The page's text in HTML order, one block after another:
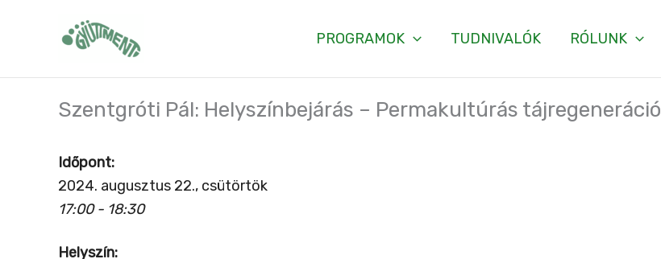
PROGRAMOK TUDNIVALÓK RÓLUNK
Szentgróti Pál: Helyszínbejárás – Permakultúrás tájregeneráció
Időpont:
2024. augusztus 22., csütörtök
17:00 - 18:30
Helyszín: